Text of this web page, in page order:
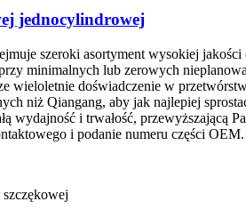
jednocylindrowej
szeroki asortyment wysokiej
minimalnych lub zerowych
wieloletnie doświadczenie w
niż Qiangang, aby jak najlepiej
wydajność i trwałość,
i podanie numeru części